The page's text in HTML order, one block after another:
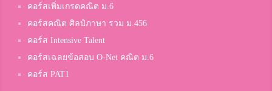
คอร์สเพิ่มเกรดคณิต ม.6
คอร์สคณิต ศิลป์ภาษา รวม ม.456
คอร์ส Intensive Talent
คอร์สเฉลยข้อสอบ O-Net คณิต ม.6
คอร์ส PAT1